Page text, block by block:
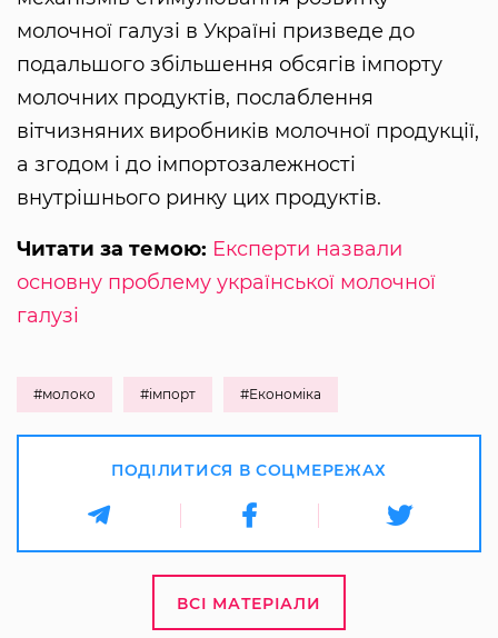
молочної галузі в Україні призведе до
подальшого збільшення обсягів імпорту
молочних продуктів, послаблення
вітчизняних виробників молочної продукції,
а згодом і до імпортозалежності
внутрішнього ринку цих продуктів.
Читати за темою: Експерти назвали
основну проблему української молочної
галузі
#молоко #імпорт #Економіка
ПОДІЛИТИСЯ В СОЦМЕРЕЖАХ
ВСІ МАТЕРІАЛИ